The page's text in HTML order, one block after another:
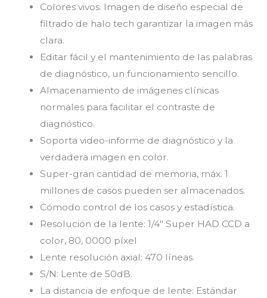
Colores vivos. Imagen de diseño especial de
filtrado de halo tech garantizar la imagen más
clara.
Editar fácil y el mantenimiento de las palabras
de diagnóstico, un funcionamiento sencillo.
Almacenamiento de imágenes clínicas
normales para facilitar el contraste de
diagnóstico.
Soporta video-informe de diagnóstico y la
verdadera imagen en color.
Super-gran cantidad de memoria, máx. 1
millones de casos pueden ser almacenados.
Cómodo control de los casos y estadística.
Resolución de la lente: 1/4″ Super HAD CCD a
color, 80, 0000 píxel
Lente resolución axial: 470 líneas.
S/N: Lente de 50dB.
La distancia de enfoque de lente: Estándar